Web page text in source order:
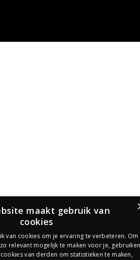
maakt gebruik van
cookies
van cookies om je ervaring te verbeteren. Om
relevant mogelijk te maken voor je,
van derden om statistieken te maken,